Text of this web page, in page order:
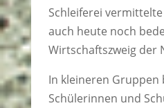
Schleiferei
auch heute noch
Wirtschaftszweig der
In kleineren Gruppen
Schülerinnen und